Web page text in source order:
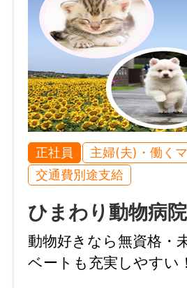
正社員 主婦(夫)・働く
交通費別途支給
ひまわり動物病
動物好きなら無資格・
ベートも充実しやすい